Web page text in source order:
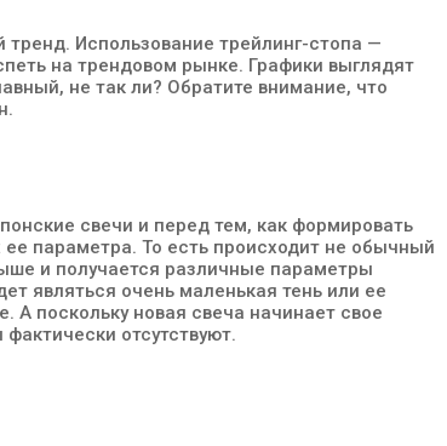
тренд. Использование трейлинг-стопа —
на трендовом рынке. Графики выглядят
не так ли? Обратите внимание, что
свечи и перед тем, как формировать
параметра. То есть происходит не обычный
и получается различные параметры
являться очень маленькая тень или ее
А поскольку новая свеча начинает свое
отсутствуют.